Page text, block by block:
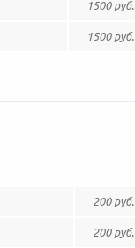
1500 руб.
1500 руб.
200 руб.
200 руб.